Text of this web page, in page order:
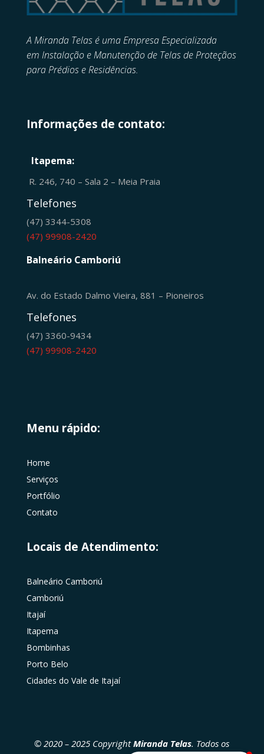
A Miranda Telas é uma Empresa Especializada
em Instalação e Manutenção de Telas de Proteçãos
para Prédios e Residências.
Informações de contato:
Itapema:
R. 246, 740 – Sala 2 – Meia Praia
Telefones
(47) 3344-5308
(47) 99908-2420
Balneário Camboriú
Av. do Estado Dalmo Vieira, 881 – Pioneiros
Telefones
(47) 3360-9434
(47) 99908-2420
Menu rápido:
Home
Serviços
Portfólio
Contato
Locais de Atendimento:
Balneário Camboriú
Camboriú
Itajaí
Itapema
Bombinhas
Porto Belo
Cidades do Vale de Itajaí
© 2020 – 2025 CopyrightMiranda Telas. Todos os